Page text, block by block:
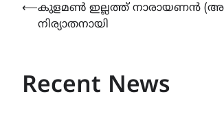
Post
navigation
⟵കുളമൺ ഇല്ലത്ത് നാരായണൻ
നിര്യാതനായി
Recent News